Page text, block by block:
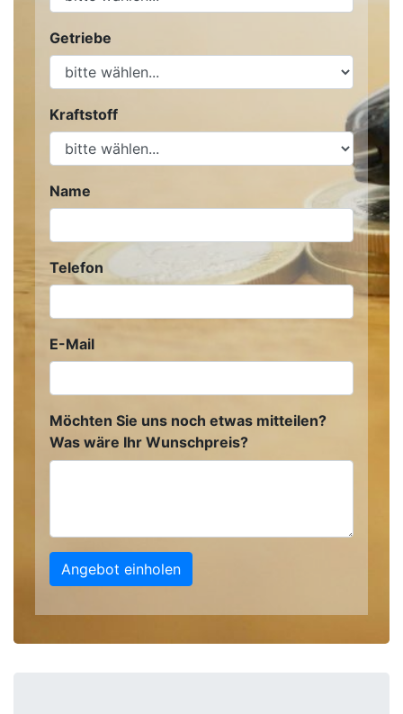
Getriebe
Kraftstoff
Name
Telefon
E-Mail
Möchten Sie uns noch etwas mitteilen?
Was wäre Ihr Wunschpreis?
Angebot einholen